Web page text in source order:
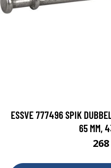
ESSVE 777496 SPIK
65 MM,
268